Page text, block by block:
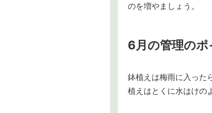
のを増やましょう。
6月の管理のポ
鉢植えは梅雨に入った
植えはとくに水はけの